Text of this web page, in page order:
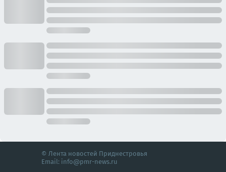
© Лента новостей Приднестровья
Email: info@pmr-news.ru